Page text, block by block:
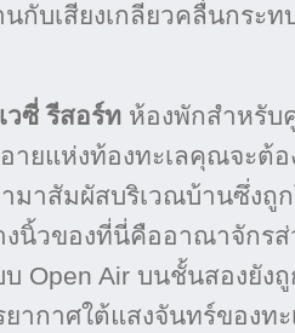
กับเสียงเกลียวคลื่นกระท
วซี่ รีสอร์ท ห้องพักสำหรับ
ายแห่งท้องทะเลคุณจะต้อ
มาสัมผัสบริเวณบ้านซึ่งถู
นิ้วของที่นี่คืออาณาจักร
Open Air บนชั้นสองยัง
ากาศใต้แสงจันทร์ของท